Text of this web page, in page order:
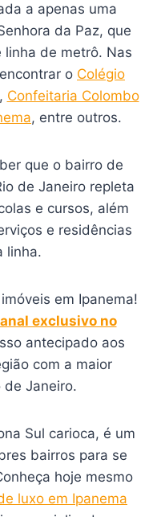
a apenas uma
da Paz, que
de metrô. Nas
o Colégio
, Confeitaria Colombo
, entre outros.
que o bairro de
de Janeiro repleta
e cursos, além
e residências
linha.
em Ipanema!
exclusivo no
antecipado aos
com a maior
de Janeiro.
Sul carioca, é um
bairros para se
hoje mesmo
luxo em Ipanema